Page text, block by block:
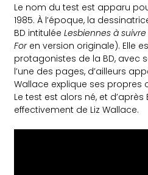
Le nom du test est apparu
1985. À l’époque, la
BD intituléeLesbiennes à
For en version originale). Elle
protagonistes de la BD, avec
l’une des pages, d’ailleurs
Wallace explique ses propres
Le test est alors né, et d’après
effectivement de Liz Wallace.